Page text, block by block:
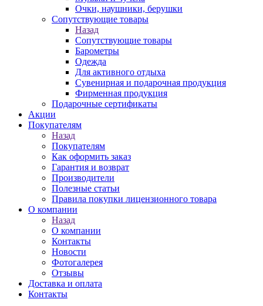
Очки, наушники, берушки
Сопутствующие товары
Назад
Сопутствующие товары
Барометры
Одежда
Для активного отдыха
Сувенирная и подарочная продукция
Фирменная продукция
Подарочные сертификаты
Акции
Покупателям
Назад
Покупателям
Как оформить заказ
Гарантия и возврат
Производители
Полезные статьи
Правила покупки лицензионного товара
О компании
Назад
О компании
Контакты
Новости
Фотогалерея
Отзывы
Доставка и оплата
Контакты